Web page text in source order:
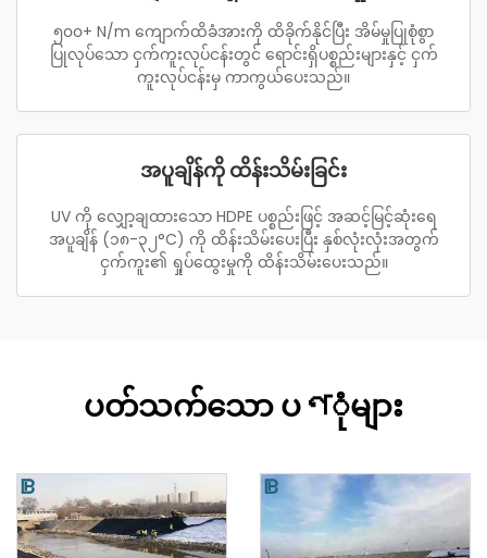
၅၀၀+ N/m ကျောက်ထိခံအားကို ထိခိုက်နိုင်ပြီး အိမ်မှုပြုစုံစွာ
ပြုလုပ်သော ငှက်ကူးလုပ်ငန်းတွင် ရောင်းရှိပစ္စည်းများနှင့် ငှက်
ကူးလုပ်ငန်းမှ ကာကွယ်ပေးသည်။
အပူချိန်ကို ထိန်းသိမ်းခြင်း
UV ကို လျှော့ချထားသော HDPE ပစ္စည်းဖြင့် အဆင့်မြင့်ဆုံးရေ
အပူချိန် (၁၈-၃၂°C) ကို ထိန်းသိမ်းပေးပြီး နှစ်လုံးလုံးအတွက်
ငှက်ကူး၏ ရှုပ်ထွေးမှုကို ထိန်းသိမ်းပေးသည်။
ပတ်သက်သော ပণုံများ